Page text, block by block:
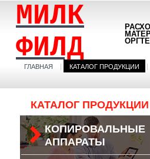
МИЛК
ФИЛД
ГЛАВНАЯ КАТАЛОГ ПРОДУКЦИИ
КАТАЛОГ ПРОДУКЦИИ
КОПИРОВАЛЬНЫЕ
АППАРАТЫ